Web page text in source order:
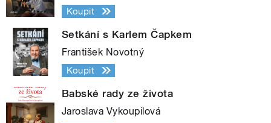
Koupit
Setkání s Karlem Čapkem
František Novotný
Koupit
Babské rady ze života
Jaroslava Vykoupilová